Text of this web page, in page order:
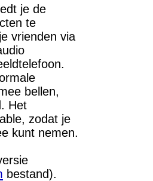
je de
te
vrienden via
bellen,
Het
zodat je
kunt nemen.
bestand).